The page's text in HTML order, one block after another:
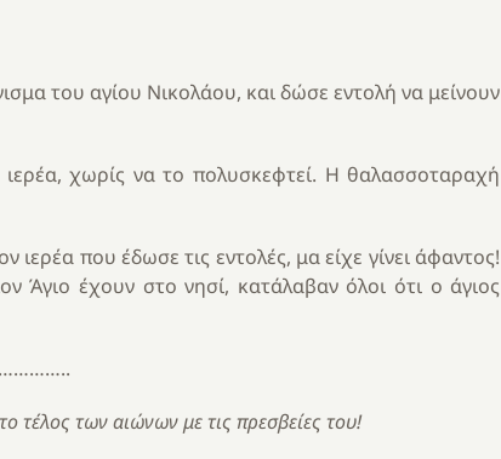
του αγίου Νικολάου, και δώσε εντολή να μείνουν
χωρίς να το πολυσκεφτεί. Η θαλασσοταραχή
που έδωσε τις εντολές, μα είχε γίνει άφαντος!
Άγιο έχουν στο νησί, κατάλαβαν όλοι ότι ο άγιος
τέλος των αιώνων με τις πρεσβείες του!